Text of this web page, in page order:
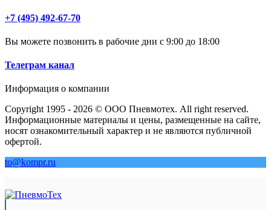
+7 (495) 492-67-70
Вы можете позвонить в рабочие дни с 9:00 до 18:00
Телеграм канал
Информация о компании
Copyright 1995 - 2026 © ООО Пневмотех. All right reserved.
Информационные материалы и цены, размещенные на сайте,
носят ознакомительный характер и не являются публичной
офертой.
to@kompr.ru